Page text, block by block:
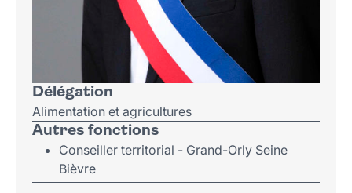
Délégation
Alimentation et agricultures
Autres fonctions
Conseiller territorial - Grand-Orly Seine
Bièvre